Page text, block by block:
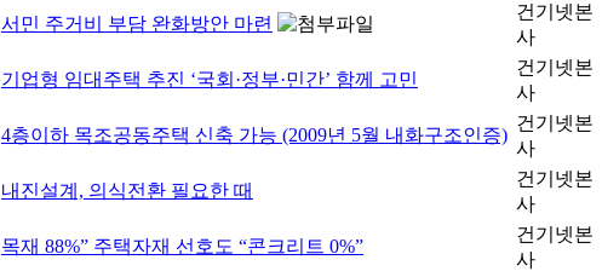
서민 주거비 부담 완화방안 마련
건기넷본
사
기업형 임대주택 추진 ‘국회·정부·민간’ 함께 고민
건기넷본
사
4층이하 목조공동주택 신축 가능 (2009년 5월 내화구조인증)
건기넷본
사
내진설계, 의식전환 필요한 때
건기넷본
사
목재 88%” 주택자재 선호도 “콘크리트 0%”
건기넷본
사